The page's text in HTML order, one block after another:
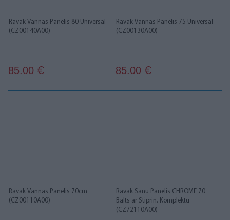
Ravak Vannas Panelis 80 Universal
(CZ00140A00)
85.00 €
Ravak Vannas Panelis 75 Universal
(CZ00130A00)
85.00 €
Ravak Vannas Panelis 70cm
(CZ00110A00)
Ravak Sānu Panelis CHROME 70
Balts ar Stiprin. Komplektu
(CZ72110A00)